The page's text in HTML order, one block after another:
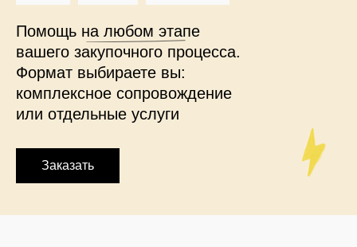
Помощь на любом этапе
вашего закупочного процесса.
Формат выбираете вы:
комплексное сопровождение
или отдельные услуги
Заказать